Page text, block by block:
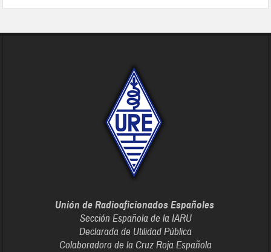
Unión de Radioaficionados Españoles
Sección Española de la IARU
Declarada de Utilidad Pública
Colaboradora de la Cruz Roja Española